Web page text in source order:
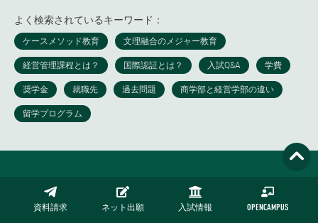
資料請求 ネット出願 入試情報 OPENCAMPUS
よく検索されているキーワード：